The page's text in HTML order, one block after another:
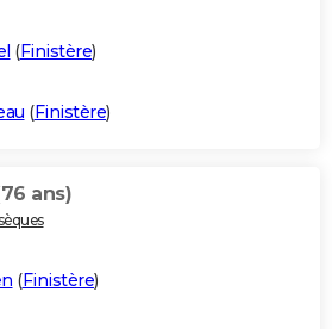
(Finistère)
(Finistère)
ans)
(Finistère)